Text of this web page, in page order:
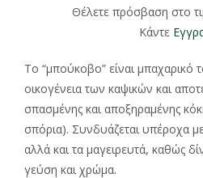
Θέλετε πρόσβαση στο
Κάντε
Το “μπούκοβο” είναι μπαχαρικό
οικογένεια των καψικών και
σπασμένης και αποξηραμένης
σπόρια). Συνδυάζεται υπέροχα
αλλά και τα μαγειρευτά, καθώς
γεύση και χρώμα.